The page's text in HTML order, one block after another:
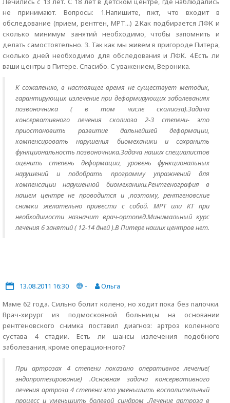
не принимают. Вопросы: 1.Напишите, пжт, что входит в
обследование (прием, рентген, МРТ...) 2.Как подбирается ЛФК и
сколько минимум занятий необходимо, чтобы запомнить и
делать самостоятельно. 3. Так как мы живем в пригороде Питера,
сколько дней необходимо для обследования и ЛФК. 4.Есть ли
ваши центры в Питере. Спасибо. С уважением, Вероника.
К сожалению, в настоящее время не существует методик,
гарантирующих излечение при деформирующих заболеваниях
позвоночника ( в том числе сколиоза).Задача
консервативного лечения сколиоза 2-3 степени- это
приостановить развитие дальнейшей деформации,
компенсировать нарушения биомеханики и сохранить
функциональность позвоночника.Задача наших специалистов
оценить степень деформации, уровень функциональных
нарушений и подобрать программу упражнений для
компенсации нарушенной биомеханики.Рентгенография в
нашем центре не проводится и ,поэтому, рентгеновские
снимки желательно привести с собой. МРТ или КТ при
необходимости назначит врач-ортопед.Минимальный курс
лечения 6 занятий ( 12-14 дней ).В Питере наших центров нет.
13.08.2011 16:30 -
Ольга
Маме 62 года. Сильно болит колено, но ходит пока без палочки.
Врач-хирург из подмосковной больницы на основании
рентгеновского снимка поставил диагноз: артроз коленного
сустава 4 стадии. Есть ли шансы излечения подобного
заболевания, кроме операционного?
При артрозах 4 степени показано оперативное лечение(
эндопротезирование) .Основная задача консервативного
лечения артроза 4 степени это уменьшить воспалительный
процесс и уменьшить болевой синдром .Лечение артроза в